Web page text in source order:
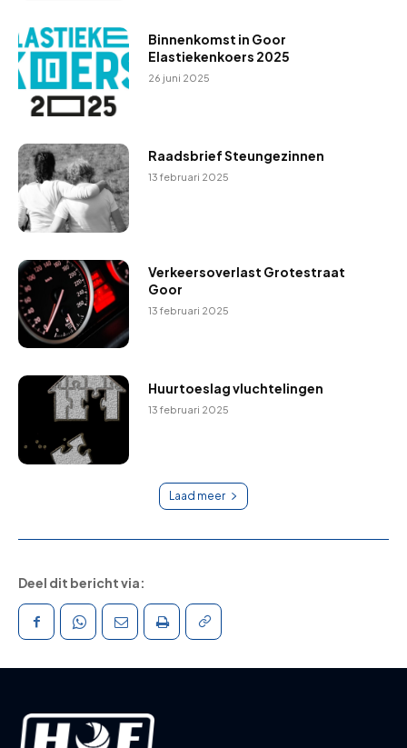
Binnenkomst in Goor
Elastiekenkoers 2025
26 juni 2025
Raadsbrief Steungezinnen
13 februari 2025
Verkeersoverlast Grotestraat
Goor
13 februari 2025
Huurtoeslag vluchtelingen
13 februari 2025
Laad meer
Deel dit bericht via: